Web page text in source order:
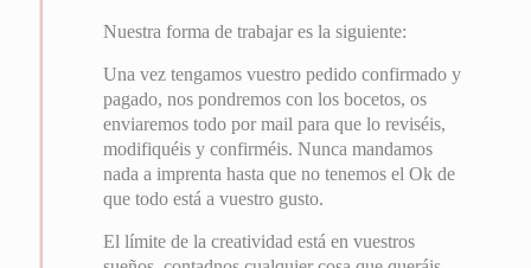
Nuestra forma de trabajar es la siguiente:
Una vez tengamos vuestro pedido confirmado y
pagado, nos pondremos con los bocetos, os
enviaremos todo por mail para que lo reviséis,
modifiquéis y confirméis. Nunca mandamos
nada a imprenta hasta que no tenemos el Ok de
que todo está a vuestro gusto.
El límite de la creatividad está en vuestros